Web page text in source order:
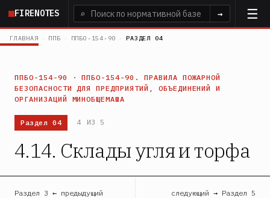
Перейти
основному
FIRENOTES ⌕ →
ГЛАВНАЯ › ППБ › ППБО-154-90 › РАЗДЕЛ 04
ППБО-154-90 · ППБО-154-90. ПРАВИЛА ПОЖАРНОЙ
БЕЗОПАСНОСТИ ДЛЯ ПРЕДПРИЯТИЙ, ОБЪЕДИНЕНИЙ И
ОРГАНИЗАЦИЙ МИНОБЩЕМАША
Раздел 04 4 ИЗ 5
4.14. Склады угля и торфа
Раздел 3 ← предыдущий
следующий → Раздел 5